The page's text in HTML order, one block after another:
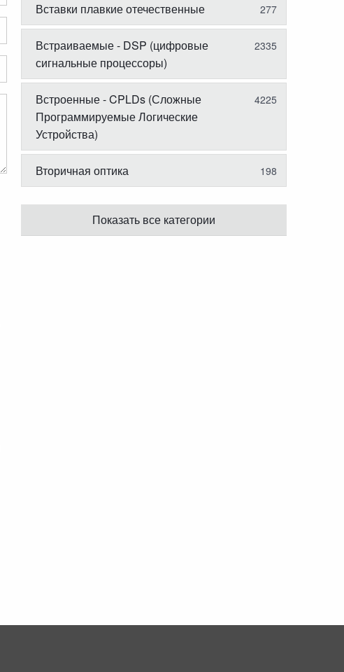
Вставки плавкие отечественные 277
Встраиваемые - DSP (цифровые
сигнальные процессоры)
2335
Встроенные - CPLDs (Сложные
Программируемые Логические
Устройства)
4225
Вторичная оптика 198
Показать все категории